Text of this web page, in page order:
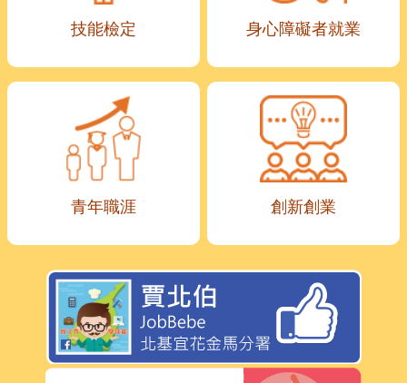
技能檢定 身心障礙者就業
青年職涯 創新創業